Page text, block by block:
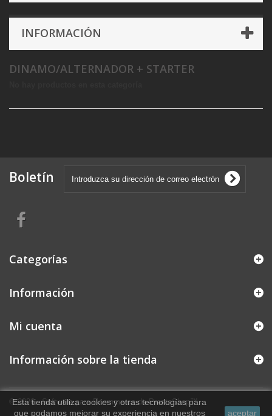
INFORMACIÓN
DINAMO/ALTERNADOR + STARTER
Boletín
Categorías
Información
© 2026 - Software para Ecommerce de PrestaShop™
Mi cuenta
Información sobre la tienda
Esta tienda utiliza cookies y otras tecnologías para
que podamos mejorar su experiencia en nuestros
aceptar